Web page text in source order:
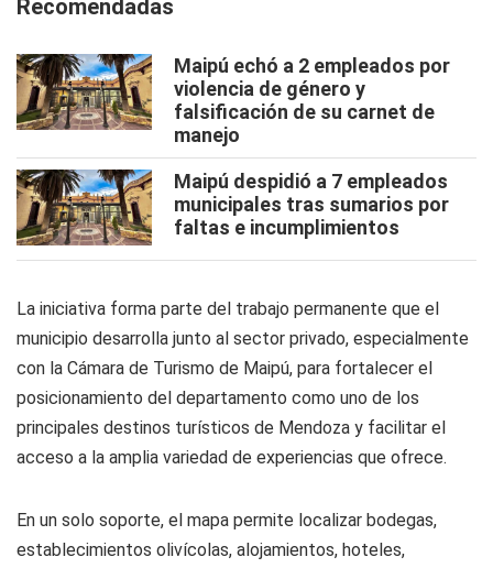
Recomendadas
Maipú echó a 2 empleados por
violencia de género y
falsificación de su carnet de
manejo
Maipú despidió a 7 empleados
municipales tras sumarios por
faltas e incumplimientos
La iniciativa forma parte del trabajo permanente que el
municipio desarrolla junto al sector privado, especialmente
con la Cámara de Turismo de Maipú, para fortalecer el
posicionamiento del departamento como uno de los
principales destinos turísticos de Mendoza y facilitar el
acceso a la amplia variedad de experiencias que ofrece.
En un solo soporte, el mapa permite localizar bodegas,
establecimientos olivícolas, alojamientos, hoteles,